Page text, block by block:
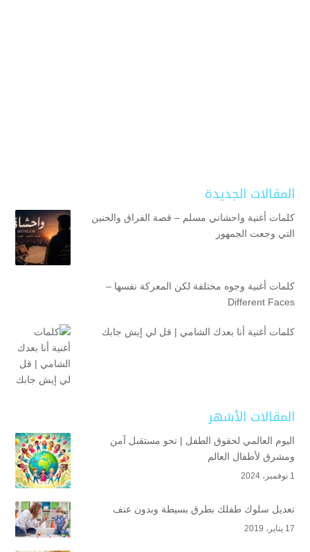
المقالات الجديدة
كلمات أغنية واحشاني مسلم – قصة الفراق والحنين
التي وجعت الجمهور
كلمات أغنية وجوه مختلفة لكن المعركة نفسها –
Different Faces
كلمات أغنية أنا بعدك الشامي | قل لي إيش جابك
المقالات الأشهر
اليوم العالمي لحقوق الطفل | نحو مستقبل آمن
ومشرق لأطفال العالم
1 نوفمبر، 2024
تعديل سلوك طفلك بطرق بسيطة وبدون عنف
17 يناير، 2019